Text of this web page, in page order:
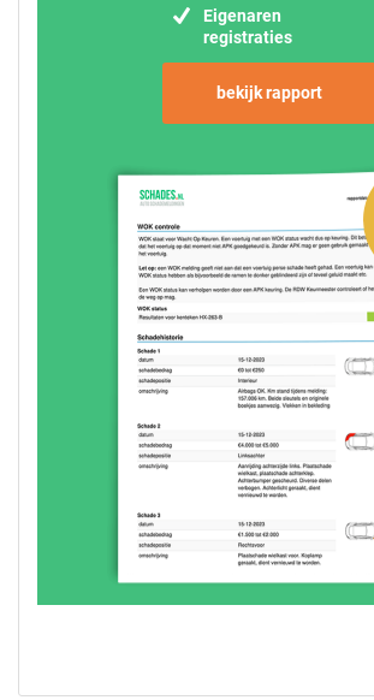
Eigenaren
registraties
bekijk rapport